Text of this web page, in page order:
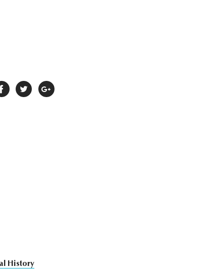
History